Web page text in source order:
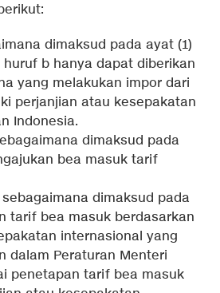
dimaksud pada ayat (1)
b hanya dapat diberikan
yang melakukan impor dari
perjanjian atau kesepakatan
Indonesia.
dimaksud pada
bea masuk tarif
dimaksud pada
tarif bea masuk berdasarkan
internasional yang
dalam Peraturan Menteri
penetapan tarif bea masuk